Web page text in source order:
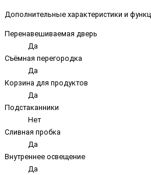
Дополнительные характеристики и
Перенавешиваемая дверь
Да
Съёмная перегородка
Да
Корзина для продуктов
Да
Подстаканники
Нет
Сливная пробка
Да
Внутреннее освещение
Да